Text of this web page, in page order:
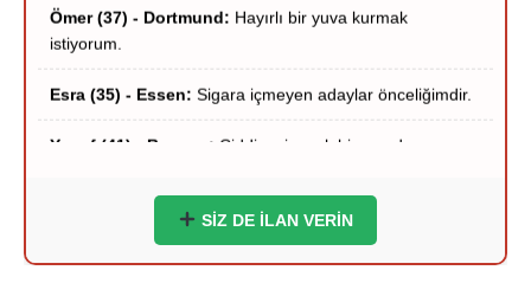
Esra (35) - Essen:Sigara içmeyen adaylar önceliğimdir.
arıyorum.
Emre (36) - Stuttgart:Mühendisim, ciddi bir hanım ile
SİZ DE İLAN VERİN